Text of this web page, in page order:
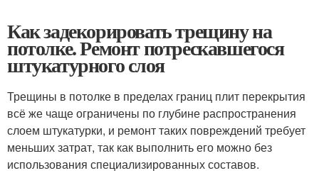
Как задекорировать трещину на
потолке. Ремонт потрескавшегося
штукатурного слоя
Трещины в потолке в пределах границ плит перекрытия
всё же чаще ограничены по глубине распространения
слоем штукатурки, и ремонт таких повреждений требует
меньших затрат, так как выполнить его можно без
использования специализированных составов.